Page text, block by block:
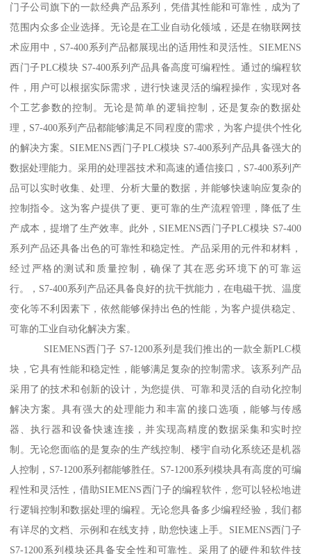
门子公司旗下的一款经典产品系列，凭借其性能和可靠性，成为了
范围内众多企业选择。无论是在工业自动化领域，还是在物联网技
术应用中，S7-400系列产品都展现出的适用性和灵活性。SIEMENS
西门子PLC模块 S7-400系列产品具备高度可编程性。通过的编程软
件，用户可以根据实际需求，进行快速灵活的编程操作，实现对各
个工艺参数的控制。无论是简单的逻辑控制，还是复杂的数据处
理，S7-400系列产品都能够满足不同程度的需求，为客户提供个性化
的解决方案。SIEMENS西门子PLC模块 S7-400系列产品具备强大的
数据处理能力。采用的处理器技术和高速的通信接口，S7-400系列产
品可以实时收集、处理、分析大量的数据，并能够快速响应复杂的
控制指令。这为客户提供了更、更可靠的生产流程管理，降低了生
产成本，提增了生产效率。此外，SIEMENS西门子PLC模块 S7-400
系列产品还具备出色的可靠性和稳定性。产品采用的元件和材料，
经过严格的测试和质量控制，确保了其在恶劣环境下的可靠运
行。，S7-400系列产品还具备良好的抗干扰能力，在电磁干扰、温度
变化等不利因素下，依然能够保持出色的性能，为客户提供稳定、
可靠的工业自动化解决方案。
SIEMENS西门子 S7-1200系列是我们推出的一款全新PLC模
块，它具有性能和稳定性，能够满足复杂的控制需求。该系列产品
采用了的技术和创新的设计，为您提供、可靠和灵活的自动化控制
解决方案。具有强大的处理能力和丰富的接口选项，能够与传感
器、执行器和设备快速连接，并实现高精度的数据采集和实时控
制。无论您面临的是复杂的生产线控制、楼宇自动化系统还是机器
人控制，S7-1200系列都能够胜任。S7-1200系列模块具有高度的可编
程性和灵活性，借助SIEMENS西门子的编程软件，您可以轻松地进
行逻辑控制和数据处理的编程。无论您具备多少编程经验，我们都
有详尽的文档、示例和在线支持，助您快速上手。SIEMENS西门子
S7-1200系列模块还具备安全性和可靠性。采用了的硬件和软件技